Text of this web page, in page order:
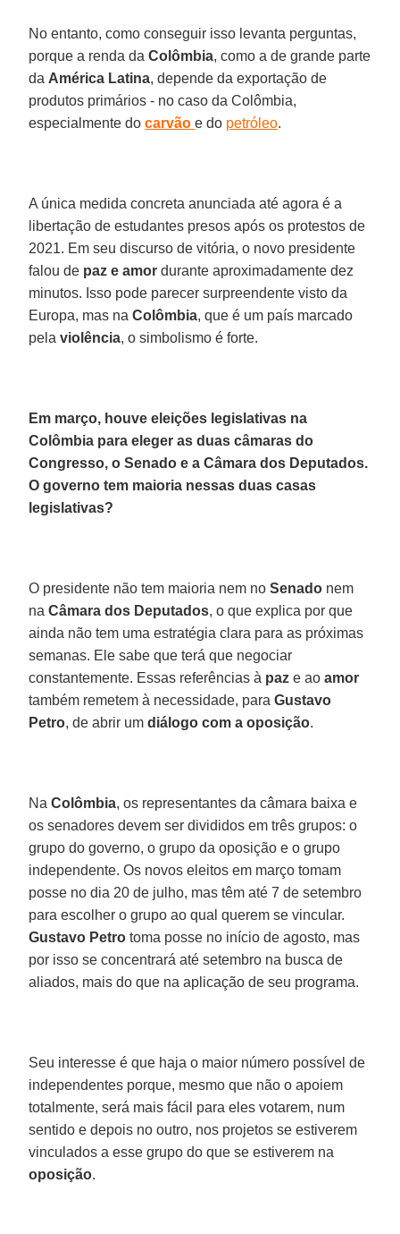
No entanto, como conseguir isso levanta perguntas,
porque a renda daColômbia, como a de grande parte
da América Latina, depende da exportação de
produtos primários - no caso da Colômbia,
especialmente docarvão e do petróleo.
A única medida concreta anunciada até agora é a
libertação de estudantes presos após os protestos de
2021. Em seu discurso de vitória, o novo presidente
falou de paz e amor durante aproximadamente dez
minutos. Isso pode parecer surpreendente visto da
Europa, mas naColômbia, que é um país marcado
pelaviolência, o simbolismo é forte.
Em março, houve eleições legislativas na
Colômbia para eleger as duas câmaras do
Congresso, o Senado e a Câmara dos Deputados.
O governo tem maioria nessas duas casas
legislativas?
O presidente não tem maioria nem noSenado nem
naCâmara dos Deputados, o que explica por que
ainda não tem uma estratégia clara para as próximas
semanas. Ele sabe que terá que negociar
constantemente. Essas referências à paz e aoamor
também remetem à necessidade, paraGustavo
Petro, de abrir umdiálogo com a oposição.
NaColômbia, os representantes da câmara baixa e
os senadores devem ser divididos em três grupos: o
grupo do governo, o grupo da oposição e o grupo
independente. Os novos eleitos em março tomam
posse no dia 20 de julho, mas têm até 7 de setembro
para escolher o grupo ao qual querem se vincular.
Gustavo Petro toma posse no início de agosto, mas
por isso se concentrará até setembro na busca de
aliados, mais do que na aplicação de seu programa.
Seu interesse é que haja o maior número possível de
independentes porque, mesmo que não o apoiem
totalmente, será mais fácil para eles votarem, num
sentido e depois no outro, nos projetos se estiverem
vinculados a esse grupo do que se estiverem na
oposição.